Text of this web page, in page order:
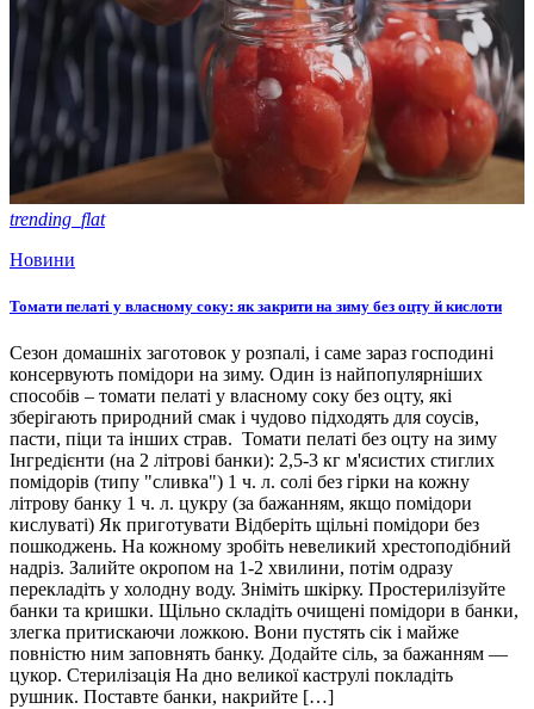
trending_flat
Новини
Томати пелаті у власному соку: як закрити на зиму без оцту й кислоти
Сезон домашніх заготовок у розпалі, і саме зараз господині
консервують помідори на зиму. Один із найпопулярніших
способів – томати пелаті у власному соку без оцту, які
зберігають природний смак і чудово підходять для соусів,
пасти, піци та інших страв. Томати пелаті без оцту на зиму
Інгредієнти (на 2 літрові банки): 2,5-3 кг м'ясистих стиглих
помідорів (типу "сливка") 1 ч. л. солі без гірки на кожну
літрову банку 1 ч. л. цукру (за бажанням, якщо помідори
кислуваті) Як приготувати Відберіть щільні помідори без
пошкоджень. На кожному зробіть невеликий хрестоподібний
надріз. Залийте окропом на 1-2 хвилини, потім одразу
перекладіть у холодну воду. Зніміть шкірку. Простерилізуйте
банки та кришки. Щільно складіть очищені помідори в банки,
злегка притискаючи ложкою. Вони пустять сік і майже
повністю ним заповнять банку. Додайте сіль, за бажанням —
цукор. Стерилізація На дно великої каструлі покладіть
рушник. Поставте банки, накрийте […]